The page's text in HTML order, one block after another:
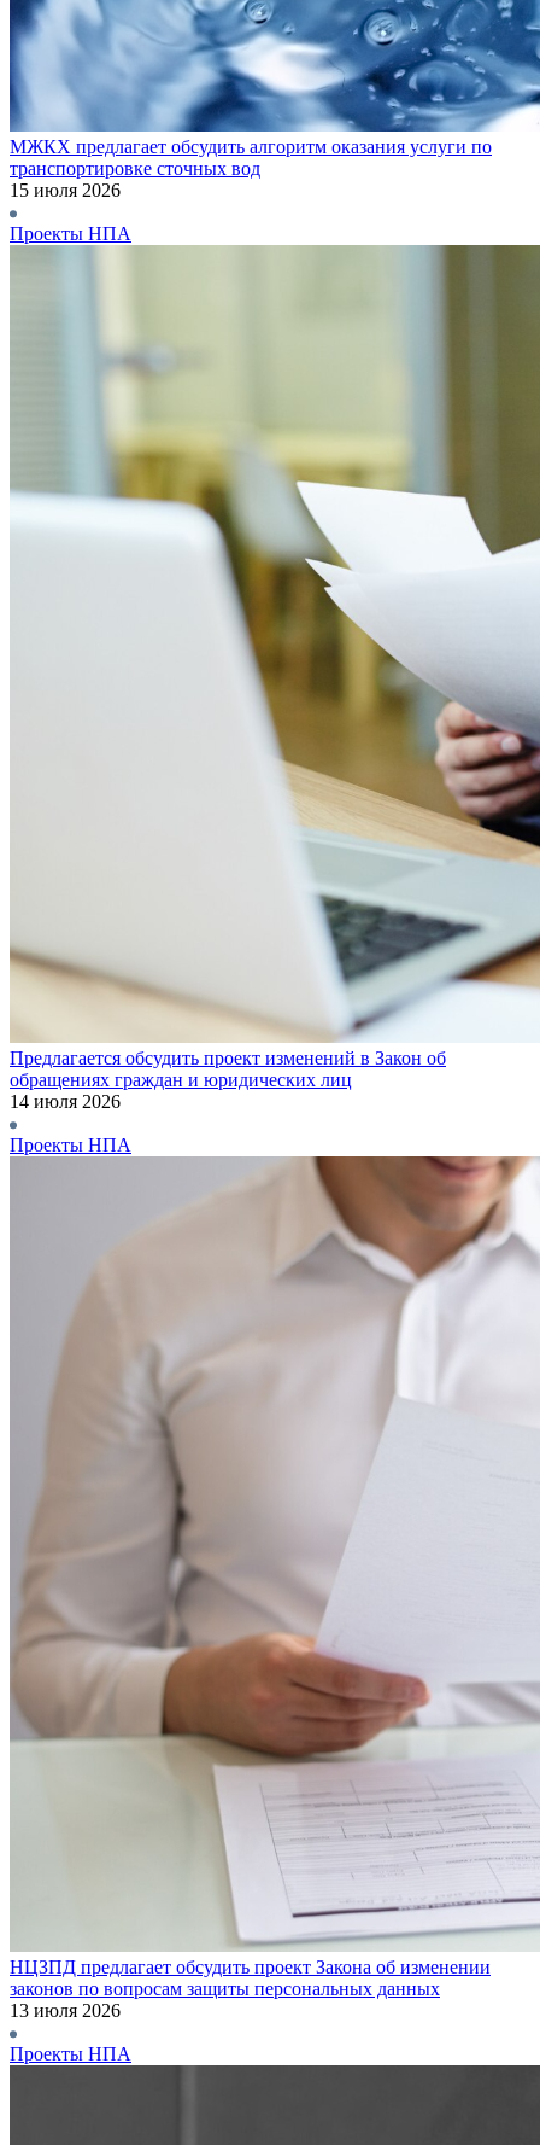
МЖКХ предлагает обсудить алгоритм оказания услуги по
транспортировке сточных вод
15 июля 2026
Проекты НПА
Предлагается обсудить проект изменений в Закон об
обращениях граждан и юридических лиц
14 июля 2026
Проекты НПА
НЦЗПД предлагает обсудить проект Закона об изменении
законов по вопросам защиты персональных данных
13 июля 2026
Проекты НПА